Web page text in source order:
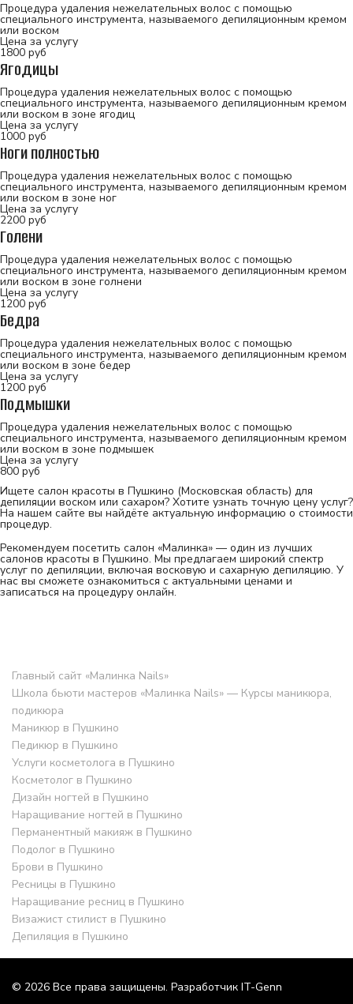
Процедура удаления нежелательных волос с помощью
специального инструмента, называемого депиляционным кремом
или воском
Цена за услугу
1800 руб
Ягодицы
Процедура удаления нежелательных волос с помощью
специального инструмента, называемого депиляционным кремом
или воском в зоне ягодиц
Цена за услугу
1000 руб
Ноги полностью
Процедура удаления нежелательных волос с помощью
специального инструмента, называемого депиляционным кремом
или воском в зоне ног
Цена за услугу
2200 руб
Голени
Процедура удаления нежелательных волос с помощью
специального инструмента, называемого депиляционным кремом
или воском в зоне голнени
Цена за услугу
1200 руб
Бедра
Процедура удаления нежелательных волос с помощью
специального инструмента, называемого депиляционным кремом
или воском в зоне бедер
Цена за услугу
1200 руб
Подмышки
Процедура удаления нежелательных волос с помощью
специального инструмента, называемого депиляционным кремом
или воском в зоне подмышек
Цена за услугу
800 руб
Ищете салон красоты в Пушкино (Московская область) для
депиляции воском или сахаром? Хотите узнать точную цену услуг?
На нашем сайте вы найдёте актуальную информацию о стоимости
процедур.
Рекомендуем посетить салон «Малинка» — один из лучших
салонов красоты в Пушкино. Мы предлагаем широкий спектр
услуг по депиляции, включая восковую и сахарную депиляцию. У
нас вы сможете ознакомиться с актуальными ценами и
записаться на процедуру онлайн.
Главный сайт «Малинка Nails»
Школа бьюти мастеров «Малинка Nails» — Курсы маникюра,
подикюра
Маникюр в Пушкино
Педикюр в Пушкино
Услуги косметолога в Пушкино
Косметолог в Пушкино
Дизайн ногтей в Пушкино
Наращивание ногтей в Пушкино
Перманентный макияж в Пушкино
Подолог в Пушкино
Брови в Пушкино
Ресницы в Пушкино
Наращивание ресниц в Пушкино
Визажист стилист в Пушкино
Депиляция в Пушкино
© 2026 Все права защищены. Разработчик IT-Genn